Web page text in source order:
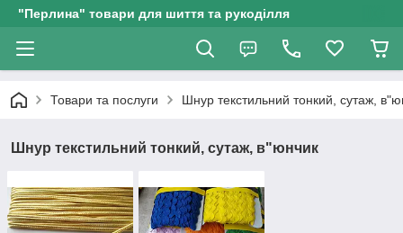
"Перлина" товари для шиття та рукоділля
Товари та послуги Шнур текстильний тонкий, сутаж,
Шнур текстильний тонкий, сутаж, в"юнчик